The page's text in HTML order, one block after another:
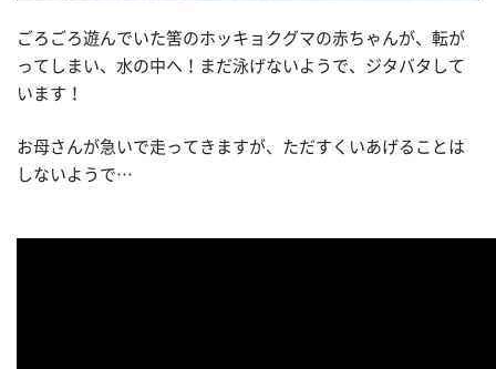
ごろごろ遊んでいた筈のホッキョクグマの赤ちゃんが、転が
ってしまい、水の中へ！まだ泳げないようで、ジタバタして
います！
お母さんが急いで走ってきますが、ただすくいあげることは
しないようで…